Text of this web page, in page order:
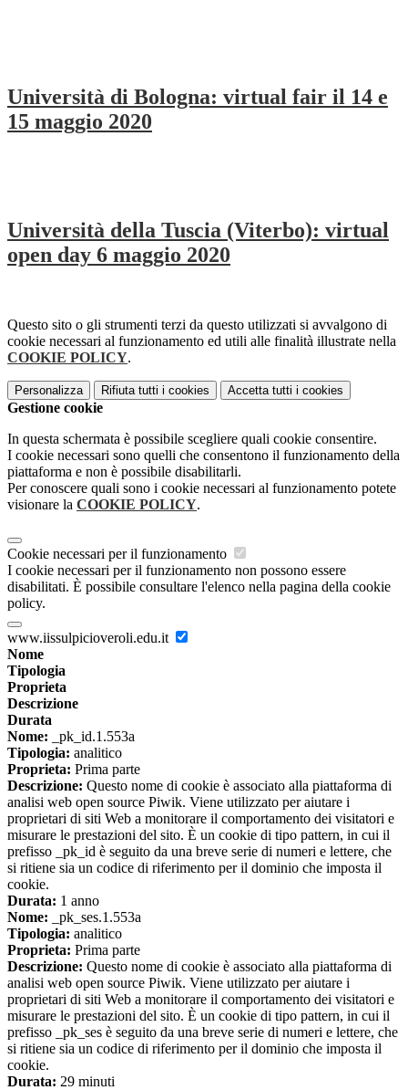
Università di Bologna: virtual fair il 14 e
15 maggio 2020
Università della Tuscia (Viterbo): virtual
open day 6 maggio 2020
Questo sito o gli strumenti terzi da questo utilizzati si avvalgono di
cookie necessari al funzionamento ed utili alle finalità illustrate nella
COOKIE POLICY.
Personalizza Rifiuta tutti i cookies Accetta tutti i cookies
Gestione cookie
In questa schermata è possibile scegliere quali cookie consentire.
I cookie necessari sono quelli che consentono il funzionamento della
piattaforma e non è possibile disabilitarli.
Per conoscere quali sono i cookie necessari al funzionamento potete
visionare la COOKIE POLICY.
Cookie necessari per il funzionamento
I cookie necessari per il funzionamento non possono essere
disabilitati. È possibile consultare l'elenco nella pagina della cookie
policy.
www.iissulpicioveroli.edu.it
Nome
Tipologia
Proprieta
Descrizione
Durata
Nome: _pk_id.1.553a
Tipologia: analitico
Proprieta: Prima parte
Descrizione: Questo nome di cookie è associato alla piattaforma di
analisi web open source Piwik. Viene utilizzato per aiutare i
proprietari di siti Web a monitorare il comportamento dei visitatori e
misurare le prestazioni del sito. È un cookie di tipo pattern, in cui il
prefisso _pk_id è seguito da una breve serie di numeri e lettere, che
si ritiene sia un codice di riferimento per il dominio che imposta il
cookie.
Durata: 1 anno
Nome: _pk_ses.1.553a
Tipologia: analitico
Proprieta: Prima parte
Descrizione: Questo nome di cookie è associato alla piattaforma di
analisi web open source Piwik. Viene utilizzato per aiutare i
proprietari di siti Web a monitorare il comportamento dei visitatori e
misurare le prestazioni del sito. È un cookie di tipo pattern, in cui il
prefisso _pk_ses è seguito da una breve serie di numeri e lettere, che
si ritiene sia un codice di riferimento per il dominio che imposta il
cookie.
Durata: 29 minuti